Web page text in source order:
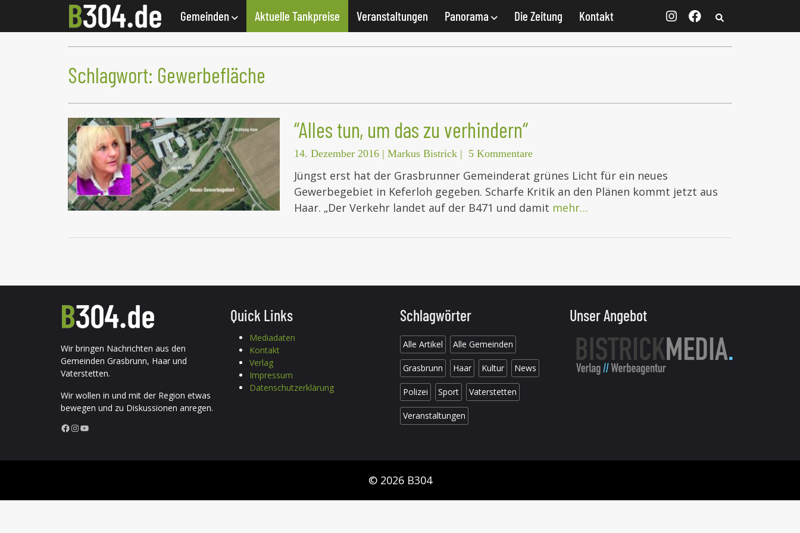
Gemeinden Aktuelle Tankpreise Veranstaltungen Panorama Die Zeitung Kontakt
Schlagwort: Gewerbefläche
“Alles tun, um das zu verhindern“
14. Dezember 2016 | Markus Bistrick | 5 Kommentare
Jüngst erst hat der Grasbrunner Gemeinderat grünes Licht für ein neues
Gewerbegebiet in Keferloh gegeben. Scharfe Kritik an den Plänen kommt jetzt aus
Haar. „Der Verkehr landet auf der B471 und damit mehr…
Wir bringen Nachrichten aus den
Gemeinden Grasbrunn, Haar und
Vaterstetten.
Wir wollen in und mit der Region etwas
bewegen und zu Diskussionen anregen.
Facebook InstagramYouTube
Quick Links
Mediadaten
Kontakt
Verlag
Impressum
Datenschutzerklärung
Schlagwörter
Alle Artikel Alle Gemeinden
Grasbrunn Haar Kultur News
Polizei Sport Vaterstetten
Veranstaltungen
Unser Angebot
© 2026 B304